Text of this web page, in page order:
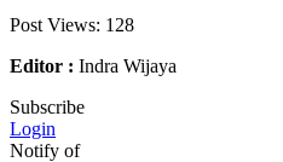
Post Views: 128
Editor : Indra Wijaya
Subscribe
Login
Notify of